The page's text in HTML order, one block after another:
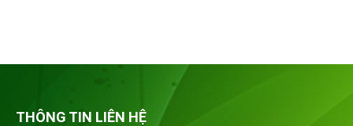
THÔNG TIN LIÊN HỆ